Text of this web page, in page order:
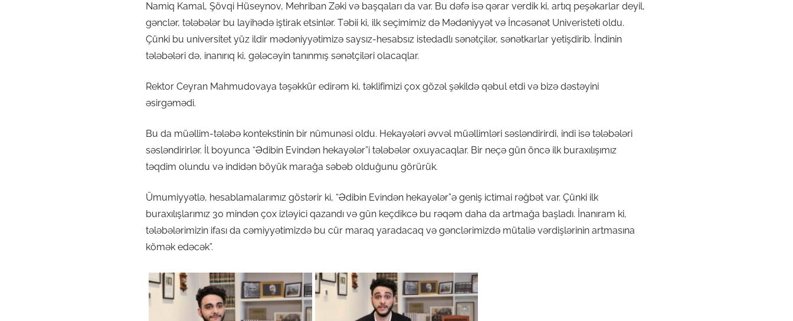
Namiq Kamal, Şövqi Hüseynov, Mehriban Zəki və başqaları da var. Bu dəfə isə qərar verdik ki, artıq peşəkarlar deyil,
gənclər, tələbələr bu layihədə iştirak etsinlər. Təbii ki, ilk seçimimiz də Mədəniyyət və İncəsənət Univeristeti oldu.
Çünki bu universitet yüz ildir mədəniyyətimizə saysız-hesabsız istedadlı sənətçilər, sənətkarlar yetişdirib. İndinin
tələbələri də, inanırıq ki, gələcəyin tanınmış sənətçiləri olacaqlar.
Rektor Ceyran Mahmudovaya təşəkkür edirəm ki, təklifimizi çox gözəl şəkildə qəbul etdi və bizə dəstəyini
əsirgəmədi.
Bu da müəllim-tələbə kontekstinin bir nümunəsi oldu. Hekayələri əvvəl müəllimləri səsləndirirdi, indi isə tələbələri
səsləndirirlər. İl boyunca “Ədibin Evindən hekayələr”i tələbələr oxuyacaqlar. Bir neçə gün öncə ilk buraxılışımız
təqdim olundu və indidən böyük marağa səbəb olduğunu görürük.
Ümumiyyətlə, hesablamalarımız göstərir ki, “Ədibin Evindən hekayələr”ə geniş ictimai rəğbət var. Çünki ilk
buraxılışlarımız 30 mindən çox izləyici qazandı və gün keçdikcə bu rəqəm daha da artmağa başladı. İnanıram ki,
tələbələrimizin ifası da cəmiyyətimizdə bu cür maraq yaradacaq və gənclərimizdə mütaliə vərdişlərinin artmasına
kömək edəcək”.